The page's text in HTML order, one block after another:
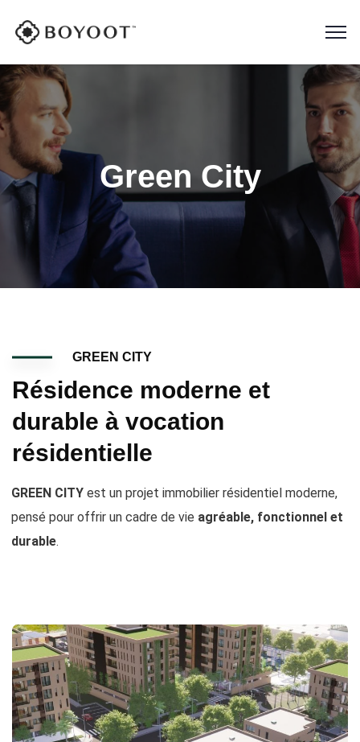
Green City
GREEN CITY
Résidence moderne et
durable à vocation
résidentielle
GREEN CITY est un projet immobilier résidentiel moderne,
pensé pour offrir un cadre de vie agréable, fonctionnel et
durable.